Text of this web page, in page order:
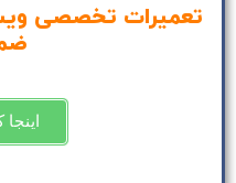
تعمیرات تخصصی